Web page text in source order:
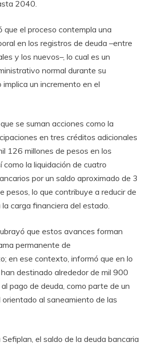
2040.
que el proceso contempla una
en los registros de deuda –entre
y los nuevos–, lo cual es un
normal durante su
un incremento en el
se suman acciones como la
en tres créditos adicionales
126 millones de pesos en los
como la liquidación de cuatro
por un saldo aproximado de 3
pesos, lo que contribuye a reducir de
carga financiera del estado.
que estos avances forman
permanente de
en ese contexto, informó que en lo
destinado alrededor de mil 900
pago de deuda, como parte de un
orientado al saneamiento de las
el saldo de la deuda bancaria